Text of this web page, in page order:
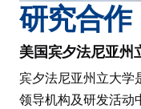
研究合作
美国宾夕法尼亚州
宾夕法尼亚州立大学
领导机构及研发活